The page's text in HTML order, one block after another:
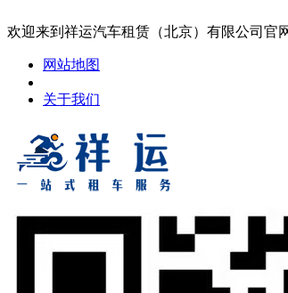
欢迎来到祥运汽车租赁（北京）有限公司官
网站地图
关于我们